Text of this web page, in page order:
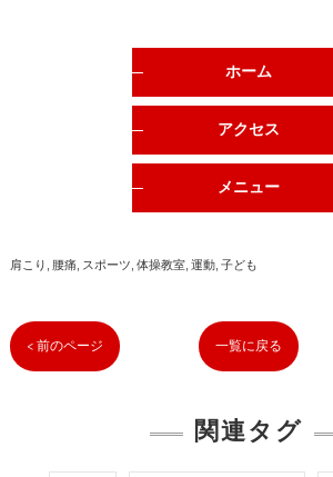
ホーム
アクセス
メニュー
肩こり 腰痛 スポーツ 体操教室 運動 子ども
< 前のページ 一覧に戻る
関連タグ